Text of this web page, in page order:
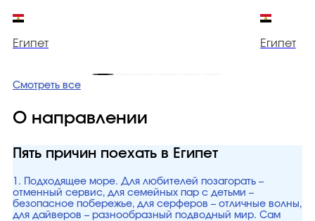
Египет Египет
Смотреть все
О направлении
Пять причин поехать в Египет
1. Подходящее море. Для любителей позагорать –
отменный сервис, для семейных пар с детьми –
безопасное побережье, для серферов – отличные волны,
для дайверов – разнообразный подводный мир. Сам